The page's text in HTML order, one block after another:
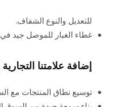
للتعديل والنوع الشفاف.
غطاء الغبار للموصل جيد في
إضافة علامتنا
توسيع نطاق المنتجات مع